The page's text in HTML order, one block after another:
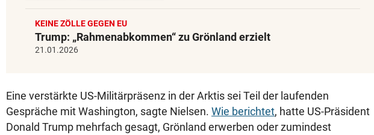
KEINE ZÖLLE GEGEN EU
Trump: „Rahmenabkommen“ zu Grönland erzielt
21.01.2026
Eine verstärkte US-Militärpräsenz in der Arktis sei Teil der laufenden
Gespräche mit Washington, sagte Nielsen. Wie berichtet, hatte US-Präsident
Donald Trump mehrfach gesagt, Grönland erwerben oder zumindest